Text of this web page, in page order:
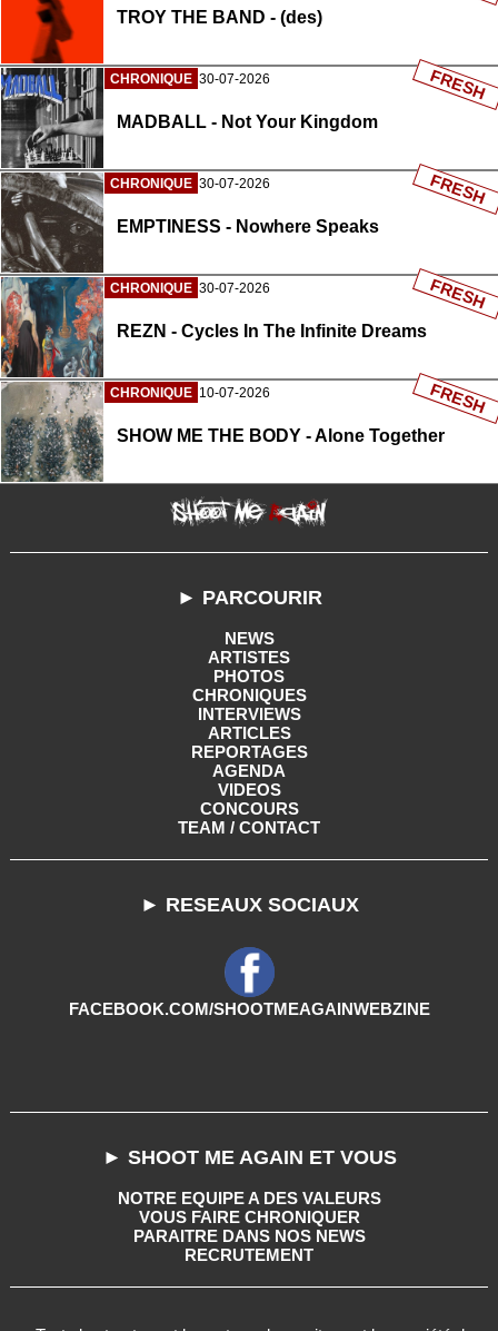
TROY THE BAND - (des)
CHRONIQUE 30-07-2026
MADBALL - Not Your Kingdom
FRESH
CHRONIQUE 30-07-2026
EMPTINESS - Nowhere Speaks
FRESH
CHRONIQUE 30-07-2026
REZN - Cycles In The Infinite Dreams
FRESH
CHRONIQUE 10-07-2026
SHOW ME THE BODY - Alone Together
FRESH
► PARCOURIR
NEWS
ARTISTES
PHOTOS
CHRONIQUES
INTERVIEWS
ARTICLES
REPORTAGES
AGENDA
VIDEOS
CONCOURS
TEAM / CONTACT
► RESEAUX SOCIAUX
FACEBOOK.COM/SHOOTMEAGAINWEBZINE
► SHOOT ME AGAIN ET VOUS
NOTRE EQUIPE A DES VALEURS
VOUS FAIRE CHRONIQUER
PARAITRE DANS NOS NEWS
RECRUTEMENT